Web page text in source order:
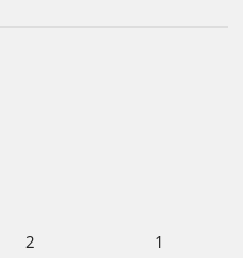
2 1